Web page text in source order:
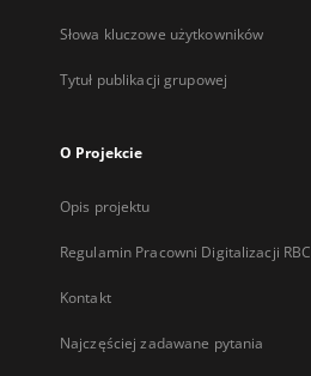
Słowa kluczowe użytkowników
Tytuł publikacji grupowej
O Projekcie
Opis projektu
Regulamin Pracowni Digitalizacji RBC
Kontakt
Najczęściej zadawane pytania